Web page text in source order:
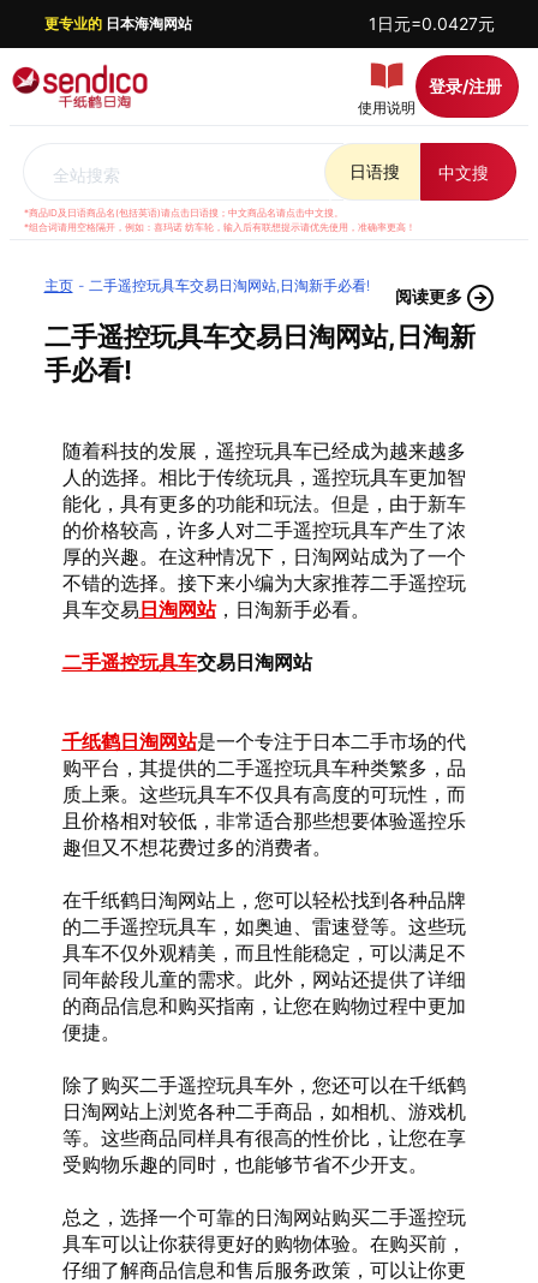
更专业的日本海淘网站 1日元=0.0427元
使用说明
登录/注册
全站搜索 日语搜 中文搜
*商品ID及日语商品名(包括英语)请点击日语搜；中文商品名请点击中文搜。
*组合词请用空格隔开，例如：喜玛诺 纺车轮，输入后有联想提示请优先使用，准确率更高！
主页 二手遥控玩具车交易日淘网站,日淘新手必看!
阅读更多
二手遥控玩具车交易日淘网站,日淘新
手必看!
随着科技的发展，遥控玩具车已经成为越来越多
人的选择。相比于传统玩具，遥控玩具车更加智
能化，具有更多的功能和玩法。但是，由于新车
的价格较高，许多人对二手遥控玩具车产生了浓
厚的兴趣。在这种情况下，日淘网站成为了一个
不错的选择。接下来小编为大家推荐二手遥控玩
具车交易 日淘网站，日淘新手必看。
二手遥控玩具车交易日淘网站
千纸鹤日淘网站是一个专注于日本二手市场的代
购平台，其提供的二手遥控玩具车种类繁多，品
质上乘。这些玩具车不仅具有高度的可玩性，而
且价格相对较低，非常适合那些想要体验遥控乐
趣但又不想花费过多的消费者。
在千纸鹤日淘网站上，您可以轻松找到各种品牌
的二手遥控玩具车，如奥迪、雷速登等。这些玩
具车不仅外观精美，而且性能稳定，可以满足不
同年龄段儿童的需求。此外，网站还提供了详细
的商品信息和购买指南，让您在购物过程中更加
便捷。
除了购买二手遥控玩具车外，您还可以在千纸鹤
日淘网站上浏览各种二手商品，如相机、游戏机
等。这些商品同样具有很高的性价比，让您在享
受购物乐趣的同时，也能够节省不少开支。
总之，选择一个可靠的日淘网站购买二手遥控玩
具车可以让你获得更好的购物体验。在购买前，
仔细了解商品信息和售后服务政策，可以让你更